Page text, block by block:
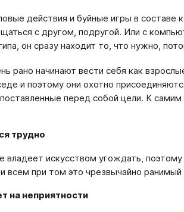
действия и буйные игры в
с другом, подругой. Или с
он сразу находит то, что нужно,
рано начинают вести себя как
и поэтому они охотно
перед собой цели. К
трудно
владеет искусством угождать,
всем при том это чрезвычайно ранимый
на неприятности